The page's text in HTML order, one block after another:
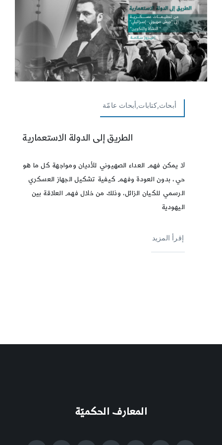
أبحاث,كتابات,أبحاث عامّة
الطريق إلى الدولة الاستعمارية
لا يمكن فهم العداء الصهيوني للأديان ومواجهة كل ما هو
حي، بدون العودة وفهم كيفية تشكيل الجهاز العسكري
الرسمي للكيان الزائل، وذلك من خلال فهم العلاقة بين
اليهودية
إقرأ المزيد
المعارف الحكميّة